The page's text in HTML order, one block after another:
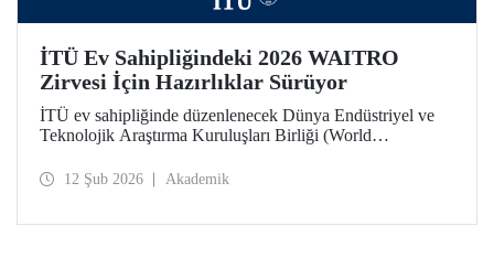
İTÜ Ev Sahipliğindeki 2026 WAITRO
Zirvesi İçin Hazırlıklar Sürüyor
İTÜ ev sahipliğinde düzenlenecek Dünya Endüstriyel ve
Teknolojik Araştırma Kuruluşları Birliği (World
Organizations) 2026 Zirvesi bağlamında 11 Şubat günü
12 Şub 2026 Akademik